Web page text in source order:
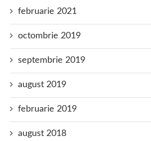
februarie 2021
octombrie 2019
septembrie 2019
august 2019
februarie 2019
august 2018